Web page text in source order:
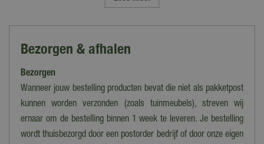
Puzzels
Leeftijd
12+
Bezorgen & afhalen
Bezorgen
Wanneer jouw bestelling producten bevat die niet als pakketpost
kunnen worden verzonden (zoals tuinmeubels), streven wij
ernaar om de bestelling binnen 1 week te leveren. Je bestelling
wordt thuisbezorgd door een postorder bedrijf of door onze eigen